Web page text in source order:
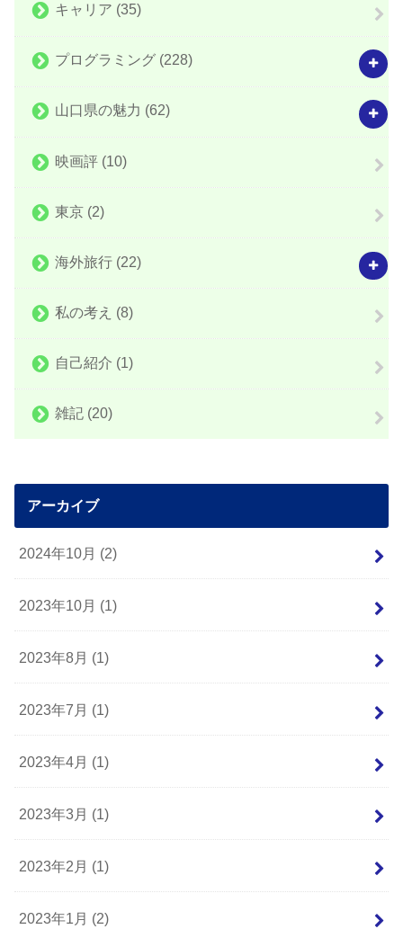
キャリア (35)
プログラミング (228)
山口県の魅力 (62)
映画評 (10)
東京 (2)
海外旅行 (22)
私の考え (8)
自己紹介 (1)
雑記 (20)
アーカイブ
2024年10月 (2)
2023年10月 (1)
2023年8月 (1)
2023年7月 (1)
2023年4月 (1)
2023年3月 (1)
2023年2月 (1)
2023年1月 (2)